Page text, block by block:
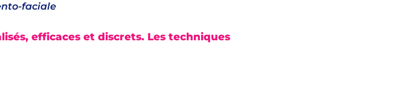
faciale
efficaces et discrets. Les techniques